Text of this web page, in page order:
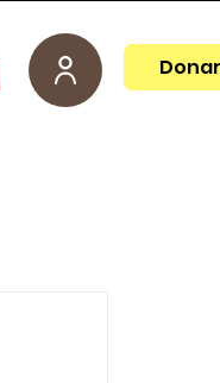
Sobre Mr.Mind